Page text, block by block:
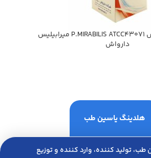
سوش پروتئوس P.MIRABILIS ATCC43071 ميرابيليس
دارواش
هلدینگ یاسین طب
تولید کننده، وارد کننده و توزیع